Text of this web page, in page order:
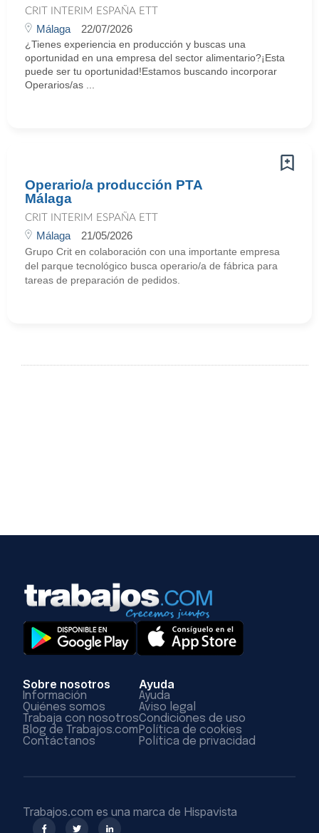
CRIT INTERIM ESPAÑA ETT
Málaga 22/07/2026
¿Tienes experiencia en producción y buscas una
oportunidad en una empresa del sector alimentario?¡Esta
puede ser tu oportunidad!Estamos buscando incorporar
Operarios/as ...
Operario/a producción PTA
Málaga
CRIT INTERIM ESPAÑA ETT
Málaga 21/05/2026
Grupo Crit en colaboración con una importante empresa
del parque tecnológico busca operario/a de fábrica para
tareas de preparación de pedidos.
Sobre nosotros
Información
Quiénes somos
Trabaja con nosotros
Blog de Trabajos.com
Contáctanos
Ayuda
Ayuda
Aviso legal
Condiciones de uso
Política de cookies
Política de privacidad
Trabajos.com es una marca de Hispavista